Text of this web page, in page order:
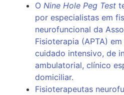
O Nine Hole Peg Test
por especialistas em
neurofuncional da
Fisioterapia (APTA)
cuidado intensivo, de
ambulatorial, clínico
domiciliar.
Fisioterapeutas